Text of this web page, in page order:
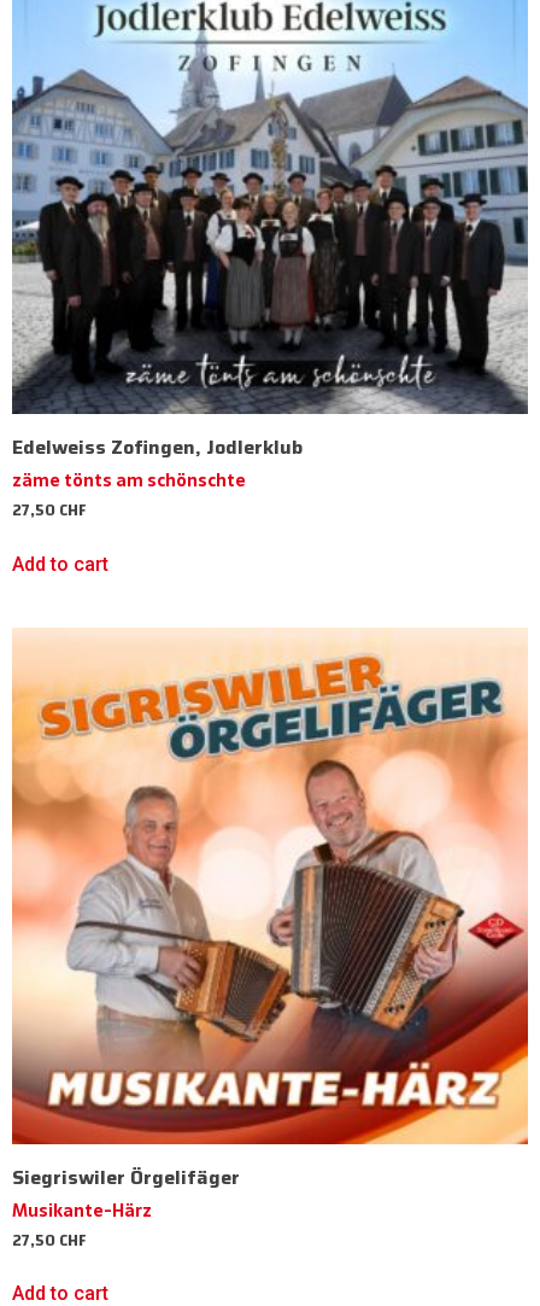
Edelweiss Zofingen, Jodlerklub
zäme tönts am schönschte
27,50CHF
Add to cart
Siegriswiler Örgelifäger
Musikante-Härz
27,50CHF
Add to cart